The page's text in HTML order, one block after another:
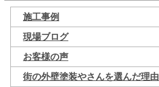
施工事例
現場ブログ
お客様の声
街の外壁塗装やさんを選んだ理由